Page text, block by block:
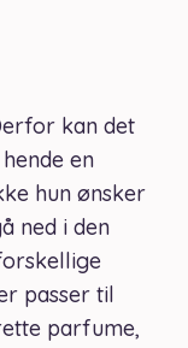
kan det
en
hun ønsker
ned i den
passer til
parfume,